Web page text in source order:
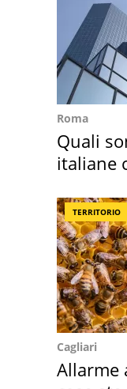
Roma
Quali
italiane
TERRITORIO
Cagliari
Allarme